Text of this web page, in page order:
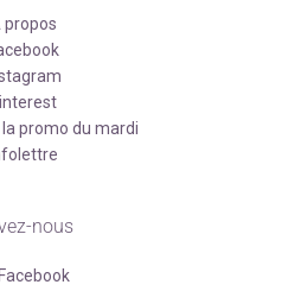
propos
promo du mardi
nous
Facebook